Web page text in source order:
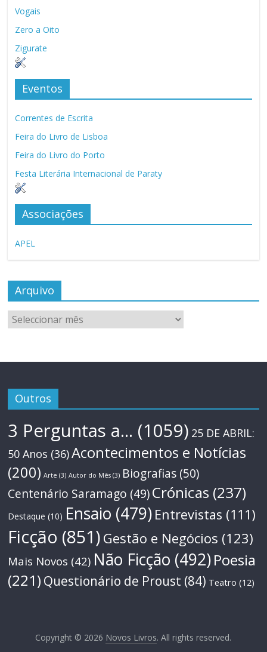
Vogais
Zero a Oito
Zigurate
Eventos
Correntes de Escrita
Feira do Livro de Lisboa
Feira do Livro do Porto
Festa Literária Internacional de Paraty
Associações
APEL
Arquivo
Arquivo
Outros
3 Perguntas a... (1059) 25 DE ABRIL:
50 Anos (36)Acontecimentos e Notícias
(200) Arte (3) Autor do Mês (3) Biografias (50)
Centenário Saramago (49)Crónicas (237)
Destaque (10) Ensaio (479) Entrevistas (111)
Ficção (851) Gestão e Negócios (123)
Mais Novos (42) Não Ficção (492)Poesia
(221) Questionário de Proust (84) Teatro (12)
Copyright © 2026 Novos Livros. All rights reserved.